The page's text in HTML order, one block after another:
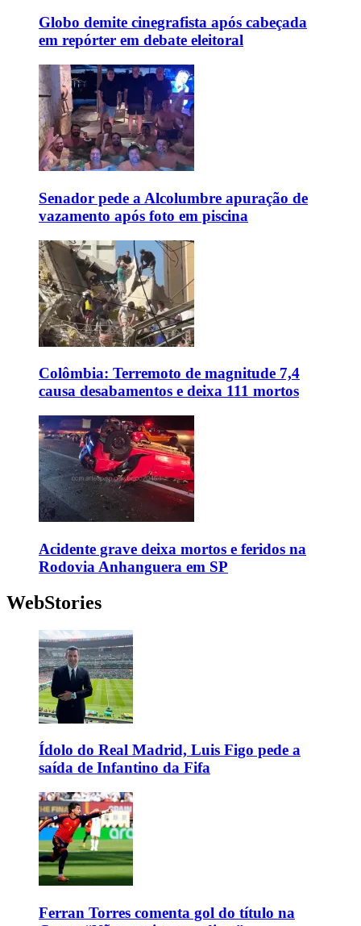
Globo demite cinegrafista após cabeçada
em repórter em debate eleitoral
Senador pede a Alcolumbre apuração de
vazamento após foto em piscina
Colômbia: Terremoto de magnitude 7,4
causa desabamentos e deixa 111 mortos
Acidente grave deixa mortos e feridos na
Rodovia Anhanguera em SP
WebStories
Ídolo do Real Madrid, Luis Figo pede a
saída de Infantino da Fifa
Ferran Torres comenta gol do título na